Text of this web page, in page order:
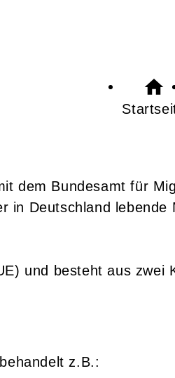
dem Bundesamt für
in Deutschland
und besteht aus zwei
z.B.: